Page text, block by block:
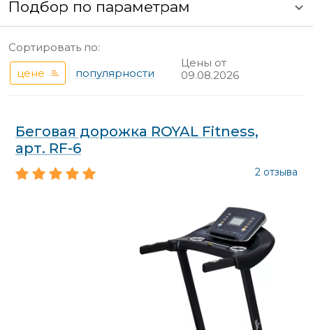
Подбор по параметрам
Сортировать по:
цене
популярности
Цены от
09.08.2026
Беговая дорожка ROYAL Fitness,
арт. RF-6
2 отзыва